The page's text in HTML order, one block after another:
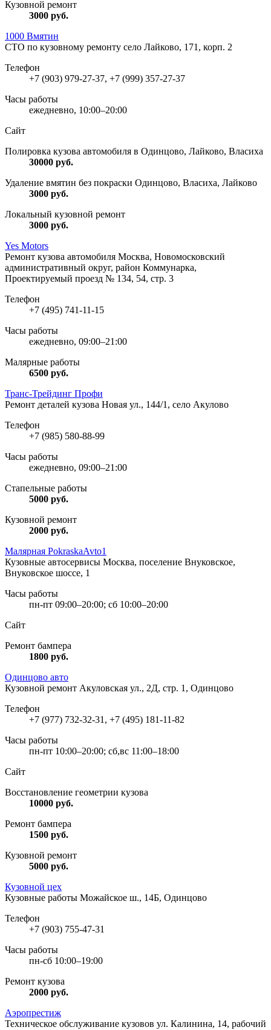
Кузовной ремонт
3000 руб.
1000 Вмятин
СТО по кузовному ремонту село Лайково, 171, корп. 2
Телефон
+7 (903) 979-27-37, +7 (999) 357-27-37
Часы работы
ежедневно, 10:00–20:00
Сайт
Полировка кузова автомобиля в Одинцово, Лайково, Власиха
30000 руб.
Удаление вмятин без покраски Одинцово, Власиха, Лайково
3000 руб.
Локальный кузовной ремонт
3000 руб.
Yes Motors
Ремонт кузова автомобиля Москва, Новомосковский
административный округ, район Коммунарка,
Проектируемый проезд № 134, 54, стр. 3
Телефон
+7 (495) 741-11-15
Часы работы
ежедневно, 09:00–21:00
Малярные работы
6500 руб.
Транс-Трейдинг Профи
Ремонт деталей кузова Новая ул., 144/1, село Акулово
Телефон
+7 (985) 580-88-99
Часы работы
ежедневно, 09:00–21:00
Стапельные работы
5000 руб.
Кузовной ремонт
2000 руб.
Малярная PokraskaAvto1
Кузовные автосервисы Москва, поселение Внуковское,
Внуковское шоссе, 1
Часы работы
пн-пт 09:00–20:00; сб 10:00–20:00
Сайт
Ремонт бампера
1800 руб.
Одинцово авто
Кузовной ремонт Акуловская ул., 2Д, стр. 1, Одинцово
Телефон
+7 (977) 732-32-31, +7 (495) 181-11-82
Часы работы
пн-пт 10:00–20:00; сб,вс 11:00–18:00
Сайт
Восстановление геометрии кузова
10000 руб.
Ремонт бампера
1500 руб.
Кузовной ремонт
5000 руб.
Кузовной цех
Кузовные работы Можайское ш., 14Б, Одинцово
Телефон
+7 (903) 755-47-31
Часы работы
пн-сб 10:00–19:00
Ремонт кузова
2000 руб.
Аэропрестиж
Техническое обслуживание кузовов ул. Калинина, 14, рабочий